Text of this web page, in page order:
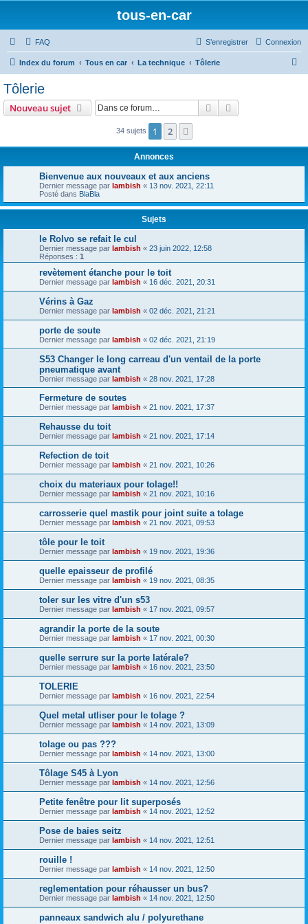
tous-en-car
FAQ Connexion
S’enregistrer
Index du forum Tous en car La technique Tôlerie
r
Tôlerie
Nouveau sujet Rechercher
34 sujets 1 2
Annonces
Bienvenue aux nouveaux et aux anciens
Dernier message par lambish « 13 nov. 2021, 22:11
Posté dans BlaBla
Sujets
le Rolvo se refait le cul
Dernier message par lambish « 23 juin 2022, 12:58
Réponses : 1
revètement étanche pour le toit
Dernier message par lambish « 16 déc. 2021, 20:31
Vérins à Gaz
Dernier message par lambish « 02 déc. 2021, 21:21
porte de soute
Dernier message par lambish « 02 déc. 2021, 21:19
S53 Changer le long carreau d'un ventail de la porte
pneumatique avant
Dernier message par lambish « 28 nov. 2021, 17:28
Fermeture de soutes
Dernier message par lambish « 21 nov. 2021, 17:37
Rehausse du toit
Dernier message par lambish « 21 nov. 2021, 17:14
Refection de toit
Dernier message par lambish « 21 nov. 2021, 10:26
choix du materiaux pour tolage!!
Dernier message par lambish « 21 nov. 2021, 10:16
carrosserie quel mastik pour joint suite a tolage
Dernier message par lambish « 21 nov. 2021, 09:53
tôle pour le toit
Dernier message par lambish « 19 nov. 2021, 19:36
quelle epaisseur de profilé
Dernier message par lambish « 19 nov. 2021, 08:35
toler sur les vitre d'un s53
Dernier message par lambish « 17 nov. 2021, 09:57
agrandir la porte de la soute
Dernier message par lambish « 17 nov. 2021, 00:30
quelle serrure sur la porte latérale?
Dernier message par lambish « 16 nov. 2021, 23:50
TOLERIE
Dernier message par lambish « 16 nov. 2021, 22:54
Quel metal utliser pour le tolage ?
Dernier message par lambish « 14 nov. 2021, 13:09
tolage ou pas ???
Dernier message par lambish « 14 nov. 2021, 13:00
Tôlage S45 à Lyon
Dernier message par lambish « 14 nov. 2021, 12:56
Petite fenêtre pour lit superposés
Dernier message par lambish « 14 nov. 2021, 12:52
Pose de baies seitz
Dernier message par lambish « 14 nov. 2021, 12:51
rouille !
Dernier message par lambish « 14 nov. 2021, 12:50
reglementation pour réhausser un bus?
Dernier message par lambish « 14 nov. 2021, 12:50
panneaux sandwich alu / polyurethane